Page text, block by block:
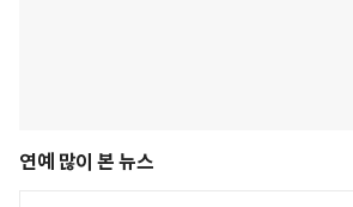
연예 많이 본 뉴스